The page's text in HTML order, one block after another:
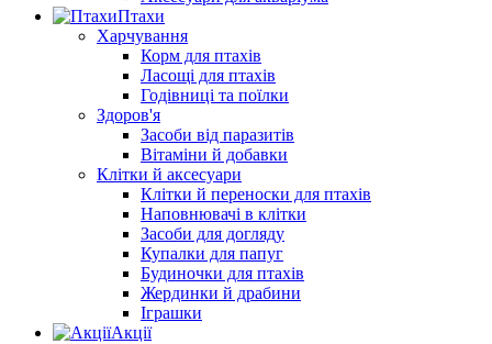
Птахи
Харчування
Корм для птахів
Ласощі для птахів
Годівниці та поїлки
Здоров'я
Засоби від паразитів
Вітаміни й добавки
Клітки й аксесуари
Клітки й переноски для птахів
Наповнювачі в клітки
Засоби для догляду
Купалки для папуг
Будиночки для птахів
Жердинки й драбини
Іграшки
Акції